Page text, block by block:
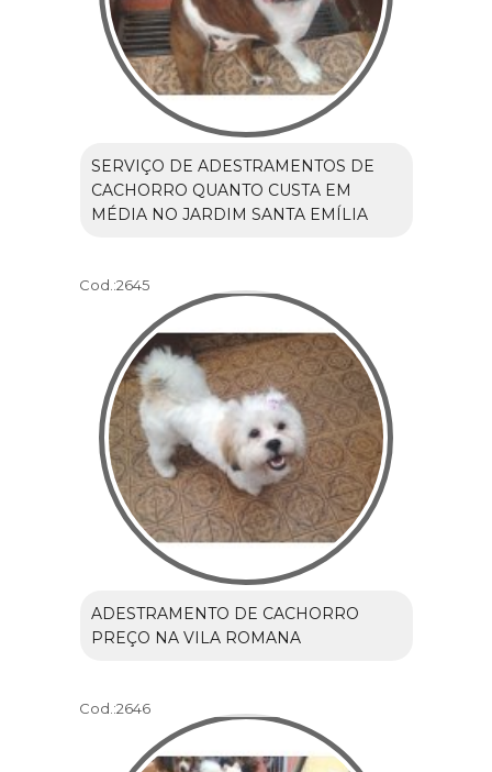
SERVIÇO DE ADESTRAMENTOS DE
CACHORRO QUANTO CUSTA EM
MÉDIA NO JARDIM SANTA EMÍLIA
Cod.:2645
ADESTRAMENTO DE CACHORRO
PREÇO NA VILA ROMANA
Cod.:2646